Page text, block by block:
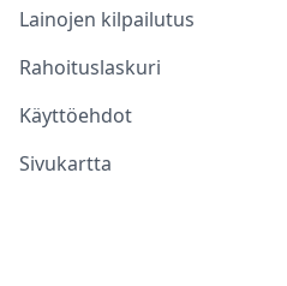
Lainojen kilpailutus
Rahoituslaskuri
Käyttöehdot
Sivukartta